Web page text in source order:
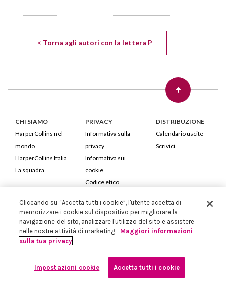
< Torna agli autori con la lettera P
CHI SIAMO
HarperCollins nel
mondo
HarperCollins Italia
La squadra
PRIVACY
Informativa sulla
privacy
Informativa sui
cookie
Codice etico
DISTRIBUZIONE
Calendario uscite
Scrivici
HarperCollins Italia S.p.A. Viale Monte Nero, 84 - 20135 Milano
Cod. Fiscale e P.IVA 05946780151 - Capitale Sociale 258.250 €
Iscritta in Milano al Registro delle imprese nr.198004 e REA nr.1051898
Cliccando su “Accetta tutti i cookie”, l'utente accetta di
memorizzare i cookie sul dispositivo per migliorare la
navigazione del sito, analizzare l'utilizzo del sito e assistere
nelle nostre attività di marketing. Maggiori informazioni
sulla tua privacy
Impostazioni cookie Accetta tutti i cookie